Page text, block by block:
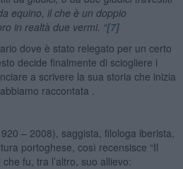
equino, il che è un doppio
in realtà due vermi. “[7]
dove è stato relegato per un certo
decide finalmente di sciogliere i
a scrivere la sua storia che inizia
raccontata .
– 2008), saggista, filologa iberista,
portoghese, così recensisce “Il
fu, tra l’altro, suo allievo: